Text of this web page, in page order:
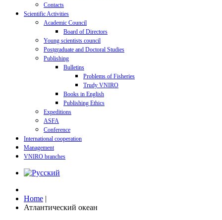
Contacts
Scientific Activities
Academic Council
Board of Directors
Young scientists council
Postgraduate and Doctoral Studies
Publishing
Bulletins
Problems of Fisheries
Trudy VNIRO
Books in English
Publishing Ethics
Expeditions
ASFA
Conference
International cooperation
Management
VNIRO branches
Home |
Атлантический океан